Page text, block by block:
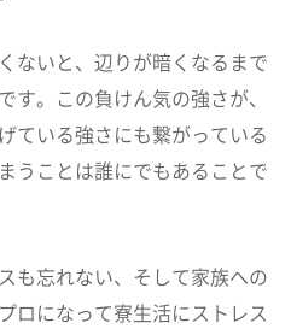
ないと、辺りが暗くなるまで
。この負けん気の強さが、
ている強さにも繋がっている
うことは誰にでもあることで
も忘れない、そして家族への
ロになって寮生活にストレス